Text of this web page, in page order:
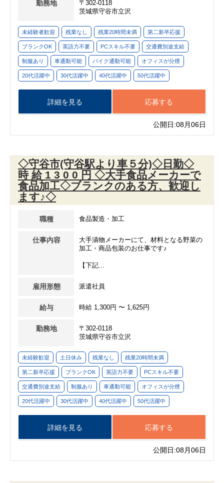
勤務地
〒302-0118
茨城県守谷市立沢
未経験者歓迎 残業なし 残業20時間未満 第二新卒応援
ブランクOK 英語力不要 PCスキル不要 交通費別途支給
制服あり 車通勤可能 バイク通勤可能 オフィスが分煙
20代活躍中 30代活躍中 40代活躍中 50代活躍中
応募する
詳細を見る
公開日:08月06日
◇守谷市(守谷駅より車５分)◇日勤◇
時 給 1 3 0 0 円 ◇大手食品メーカーで
食品加工◇ブランクのある方、歓迎し
ます♪◇
職種 食品製造・加工
仕事内容
大手漬物メーカーにて、材料となる野菜の
加工・商品包装のお仕事です♪
【下記...
雇用形態 派遣社員
給与 時給 1,300円 〜 1,625円
勤務地
〒302-0118
茨城県守谷市立沢
未経験歓迎 土日休み 残業なし 残業20時間未満
第二新卒応援 ブランクOK 英語力不要 PCスキル不要
交通費別途支給 制服あり 車通勤可能 オフィスが分煙
20代活躍中 30代活躍中 40代活躍中 50代活躍中
応募する
詳細を見る
公開日:08月06日